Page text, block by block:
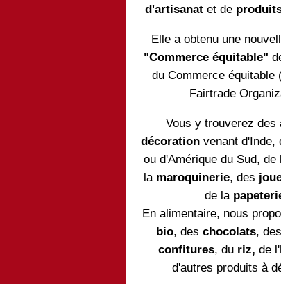
d'artisanat et de
Elle a obtenu une
"Commerce équitable"
du Commerce équitable
Fairtrade
Vous y trouverez des
décorationvenant d'Inde,
ou d'Amérique du Sud, de
la maroquinerie, des
de la
En alimentaire, nous
bio, des chocolats, des
confitures, duriz, de l'
d'autres produits à